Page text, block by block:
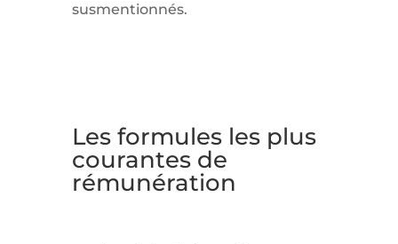
susmentionnés.
Les formules les plus
courantes de
rémunération